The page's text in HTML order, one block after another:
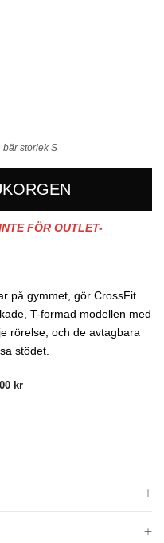
bär storlek S
FÖR OUTLET-
på gymmet, gör CrossFit
T-formad modellen med
rörelse, och de avtagbara
stödet.
kr